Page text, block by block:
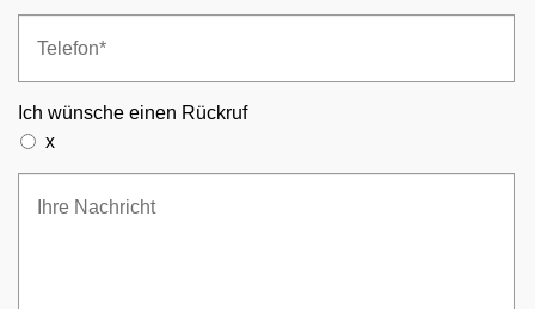
Ich wünsche einen Rückruf
x